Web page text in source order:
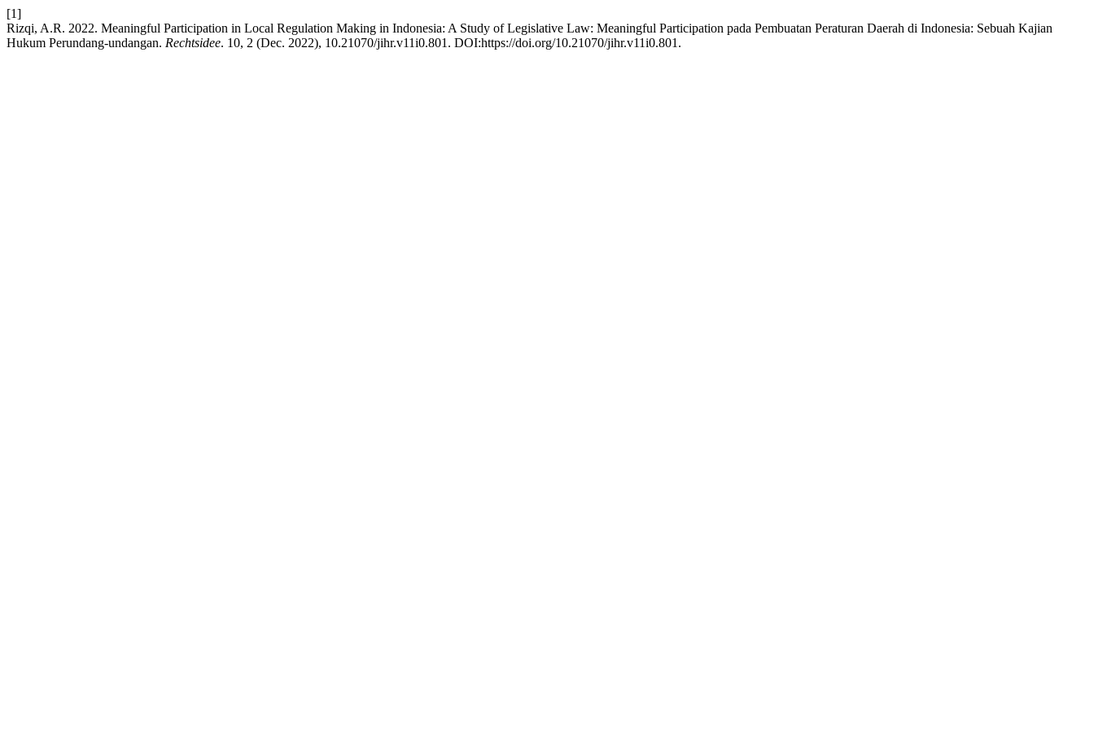
[1]
Rizqi, A.R. 2022. Meaningful Participation in Local Regulation Making in Indonesia: A Study of Legislative Law: Meaningful Participation pada Pembuatan Peraturan Daerah di Indonesia: Sebuah Kajian
Hukum Perundang-undangan. Rechtsidee. 10, 2 (Dec. 2022), 10.21070/jihr.v11i0.801. DOI:https://doi.org/10.21070/jihr.v11i0.801.